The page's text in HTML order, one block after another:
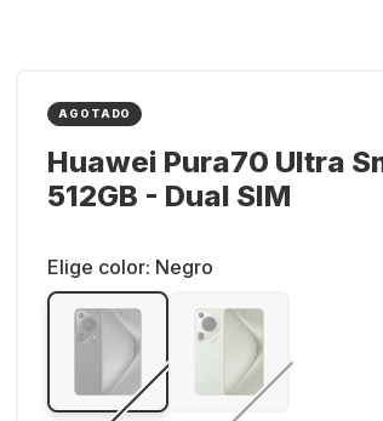
AGOTADO
Huawei Pura70 Ultra
512GB - Dual SIM
Elige color: Negro